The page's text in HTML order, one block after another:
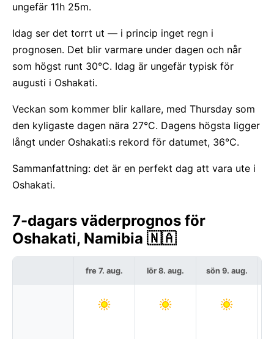
ungefär 11h 25m.
Idag ser det torrt ut — i princip inget regn i
prognosen. Det blir varmare under dagen och når
som högst runt 30°C. Idag är ungefär typisk för
augusti i Oshakati.
Veckan som kommer blir kallare, med Thursday som
den kyligaste dagen nära 27°C. Dagens högsta ligger
långt under Oshakati:s rekord för datumet, 36°C.
Sammanfattning: det är en perfekt dag att vara ute i
Oshakati.
7-dagars väderprognos för
Oshakati, Namibia 🇳🇦
fre 7. aug. lör 8. aug. sön 9. aug.